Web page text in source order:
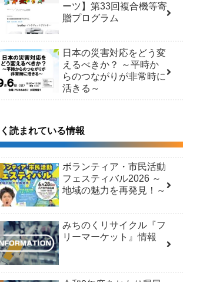
ーツ】第33回複合機等寄
贈プログラム
日本の災害対応をどう変
えるべきか？ ～平時か
らのつながりが非常時に
活きる～
く読まれている情報
ボランティア・市民活動
フェスティバル2026 ～
地域の魅力を再発見！～
みちのくリサイクル『フ
リーマーケット』情報